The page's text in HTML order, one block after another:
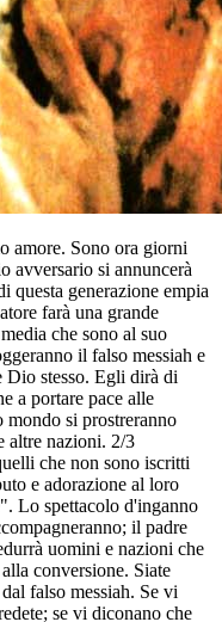
amore. Sono ora giorni
avversario si annuncerà
questa generazione empia
farà una grande
che sono al suo
il falso messiah e
Dio stesso. Egli dirà di
a portare pace alle
mondo si prostreranno
altre nazioni. 2/3
che non sono iscritti
e adorazione al loro
Lo spettacolo d'inganno
il padre
uomini e nazioni che
conversione. Siate
falso messiah. Se vi
se vi diconano che